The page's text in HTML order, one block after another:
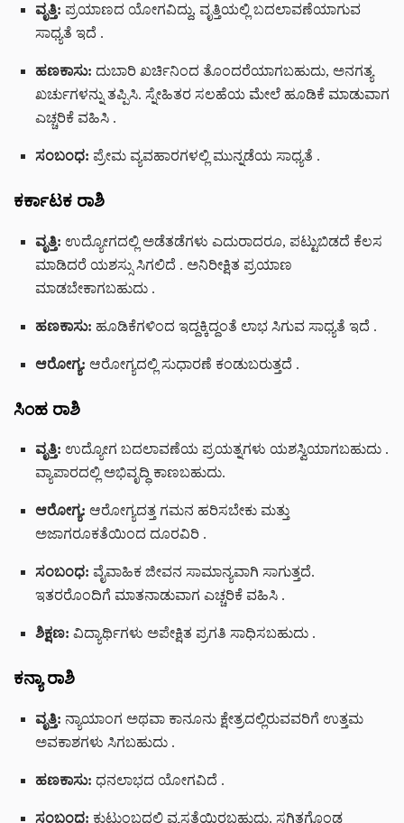
ವೃತ್ತಿ: ಪ್ರಯಾಣದ ಯೋಗವಿದ್ದು, ವೃತ್ತಿಯಲ್ಲಿ ಬದಲಾವಣೆಯಾಗುವ
ಸಾಧ್ಯತೆ ಇದೆ .
ಹಣಕಾಸು: ದುಬಾರಿ ಖರ್ಚಿನಿಂದ ತೊಂದರೆಯಾಗಬಹುದು, ಅನಗತ್ಯ
ಖರ್ಚುಗಳನ್ನು ತಪ್ಪಿಸಿ. ಸ್ನೇಹಿತರ ಸಲಹೆಯ ಮೇಲೆ ಹೂಡಿಕೆ ಮಾಡುವಾಗ
ಎಚ್ಚರಿಕೆ ವಹಿಸಿ .
ಸಂಬಂಧ: ಪ್ರೇಮ ವ್ಯವಹಾರಗಳಲ್ಲಿ ಮುನ್ನಡೆಯ ಸಾಧ್ಯತೆ .
ಕರ್ಕಾಟಕ ರಾಶಿ
ವೃತ್ತಿ: ಉದ್ಯೋಗದಲ್ಲಿ ಅಡೆತಡೆಗಳು ಎದುರಾದರೂ, ಪಟ್ಟುಬಿಡದೆ ಕೆಲಸ
ಮಾಡಿದರೆ ಯಶಸ್ಸು ಸಿಗಲಿದೆ . ಅನಿರೀಕ್ಷಿತ ಪ್ರಯಾಣ
ಮಾಡಬೇಕಾಗಬಹುದು .
ಹಣಕಾಸು: ಹೂಡಿಕೆಗಳಿಂದ ಇದ್ದಕ್ಕಿದ್ದಂತೆ ಲಾಭ ಸಿಗುವ ಸಾಧ್ಯತೆ ಇದೆ .
ಆರೋಗ್ಯ: ಆರೋಗ್ಯದಲ್ಲಿ ಸುಧಾರಣೆ ಕಂಡುಬರುತ್ತದೆ .
ಸಿಂಹ ರಾಶಿ
ವೃತ್ತಿ: ಉದ್ಯೋಗ ಬದಲಾವಣೆಯ ಪ್ರಯತ್ನಗಳು ಯಶಸ್ವಿಯಾಗಬಹುದು .
ವ್ಯಾಪಾರದಲ್ಲಿ ಅಭಿವೃದ್ಧಿ ಕಾಣಬಹುದು.
ಆರೋಗ್ಯ: ಆರೋಗ್ಯದತ್ತ ಗಮನ ಹರಿಸಬೇಕು ಮತ್ತು
ಅಜಾಗರೂಕತೆಯಿಂದ ದೂರವಿರಿ .
ಸಂಬಂಧ: ವೈವಾಹಿಕ ಜೀವನ ಸಾಮಾನ್ಯವಾಗಿ ಸಾಗುತ್ತದೆ.
ಇತರರೊಂದಿಗೆ ಮಾತನಾಡುವಾಗ ಎಚ್ಚರಿಕೆ ವಹಿಸಿ .
ಶಿಕ್ಷಣ: ವಿದ್ಯಾರ್ಥಿಗಳು ಅಪೇಕ್ಷಿತ ಪ್ರಗತಿ ಸಾಧಿಸಬಹುದು .
ಕನ್ಯಾ ರಾಶಿ
ವೃತ್ತಿ: ನ್ಯಾಯಾಂಗ ಅಥವಾ ಕಾನೂನು ಕ್ಷೇತ್ರದಲ್ಲಿರುವವರಿಗೆ ಉತ್ತಮ
ಅವಕಾಶಗಳು ಸಿಗಬಹುದು .
ಹಣಕಾಸು: ಧನಲಾಭದ ಯೋಗವಿದೆ .
ಸಂಬಂಧ: ಕುಟುಂಬದಲ್ಲಿ ವ್ಯಸ್ತತೆಯಿರಬಹುದು. ಸ್ಥಗಿತಗೊಂಡ